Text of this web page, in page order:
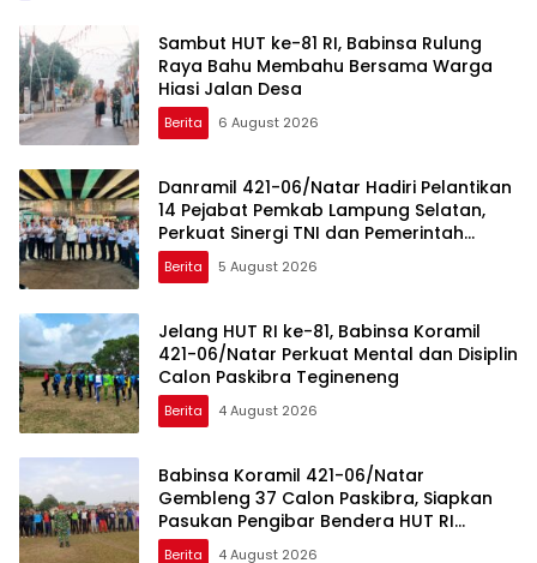
Sambut HUT ke-81 RI, Babinsa Rulung
Raya Bahu Membahu Bersama Warga
Hiasi Jalan Desa
Berita 6 August 2026
Danramil 421-06/Natar Hadiri Pelantikan
14 Pejabat Pemkab Lampung Selatan,
Perkuat Sinergi TNI dan Pemerintah
Daerah
Berita 5 August 2026
Jelang HUT RI ke-81, Babinsa Koramil
421-06/Natar Perkuat Mental dan Disiplin
Calon Paskibra Tegineneng
Berita 4 August 2026
Babinsa Koramil 421-06/Natar
Gembleng 37 Calon Paskibra, Siapkan
Pasukan Pengibar Bendera HUT RI
Tingkat Kecamatan
Berita 4 August 2026